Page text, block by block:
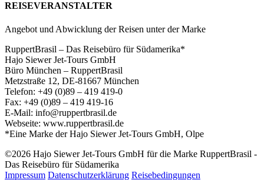
REISEVERANSTALTER
Angebot und Abwicklung der Reisen unter der Marke
RuppertBrasil – Das Reisebüro für Südamerika*
Hajo Siewer Jet-Tours GmbH
Büro München – RuppertBrasil
Metzstraße 12, DE-81667 München
Telefon: +49 (0)89 – 419 419-0
Fax: +49 (0)89 – 419 419-16
E-Mail: info@ruppertbrasil.de
Webseite: www.ruppertbrasil.de
*Eine Marke der Hajo Siewer Jet-Tours GmbH, Olpe
©2026 Hajo Siewer Jet-Tours GmbH für die Marke RuppertBrasil -
Das Reisebüro für Südamerika
Impressum Datenschutzerklärung Reisebedingungen